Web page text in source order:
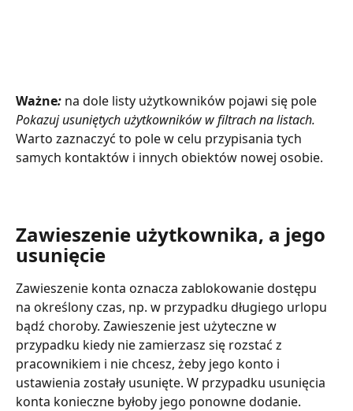
Ważne: na dole listy użytkowników pojawi się pole
Pokazuj usuniętych użytkowników w filtrach na listach.
Warto zaznaczyć to pole w celu przypisania tych
samych kontaktów i innych obiektów nowej osobie.
Zawieszenie użytkownika, a jego
usunięcie
Zawieszenie konta oznacza zablokowanie dostępu
na określony czas, np. w przypadku długiego urlopu
bądź choroby. Zawieszenie jest użyteczne w
przypadku kiedy nie zamierzasz się rozstać z
pracownikiem i nie chcesz, żeby jego konto i
ustawienia zostały usunięte. W przypadku usunięcia
konta konieczne byłoby jego ponowne dodanie.